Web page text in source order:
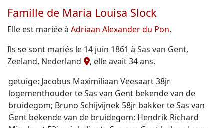
Famille de Maria Louisa Slock
Elle est mariée à Adriaan Alexander du Pon.
Ils se sont mariés le 14 juin 1861 à Sas van Gent,
Zeeland, Nederland
, elle avait 34 ans.
getuige: Jacobus Maximiliaan Veesaart 38jr
logementhouder te Sas van Gent bekende van de
bruidegom; Bruno Schijvijnek 58jr bakker te Sas van
Gent bekende van de bruidegom; Hendrik Richard